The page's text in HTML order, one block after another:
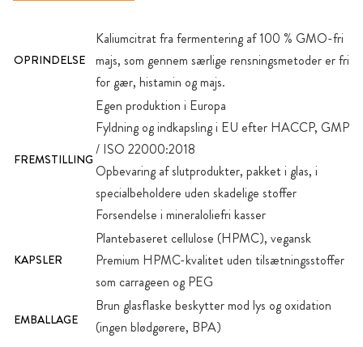
OPRINDELSE
Kaliumcitrat fra fermentering af 100 % GMO-fri
majs, som gennem særlige rensningsmetoder er fri
for gær, histamin og majs.
FREMSTILLING
Egen produktion i Europa
Fyldning og indkapsling i EU efter HACCP, GMP
/ ISO 22000:2018
Opbevaring af slutprodukter, pakket i glas, i
specialbeholdere uden skadelige stoffer
Forsendelse i mineraloliefri kasser
KAPSLER
Plantebaseret cellulose (HPMC), vegansk
Premium HPMC-kvalitet uden tilsætningsstoffer
som carrageen og PEG
EMBALLAGE
Brun glasflaske beskytter mod lys og oxidation
(ingen blødgørere, BPA)